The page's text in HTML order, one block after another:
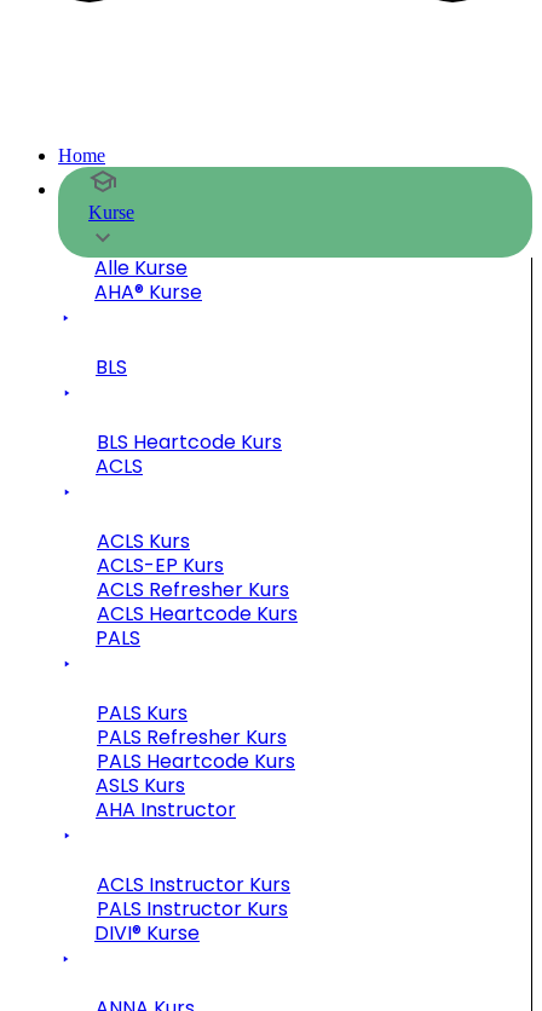
Home
Kurse
Alle Kurse
AHA® Kurse
BLS
BLS Heartcode Kurs
ACLS
ACLS Kurs
ACLS-EP Kurs
ACLS Refresher Kurs
ACLS Heartcode Kurs
PALS
PALS Kurs
PALS Refresher Kurs
PALS Heartcode Kurs
ASLS Kurs
AHA Instructor
ACLS Instructor Kurs
PALS Instructor Kurs
DIVI® Kurse